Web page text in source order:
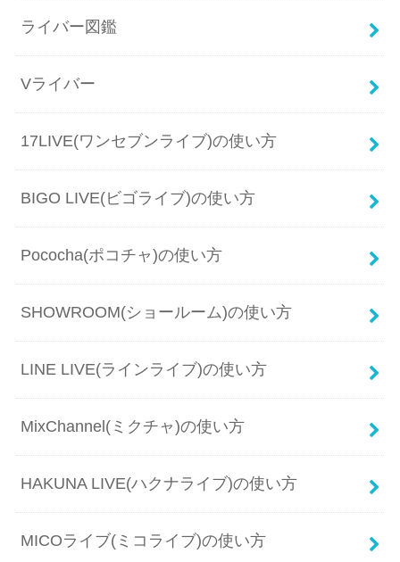
ライバー図鑑
Vライバー
17LIVE(ワンセブンライブ)の使い方
BIGO LIVE(ビゴライブ)の使い方
Pococha(ポコチャ)の使い方
SHOWROOM(ショールーム)の使い方
LINE LIVE(ラインライブ)の使い方
MixChannel(ミクチャ)の使い方
HAKUNA LIVE(ハクナライブ)の使い方
MICOライブ(ミコライブ)の使い方